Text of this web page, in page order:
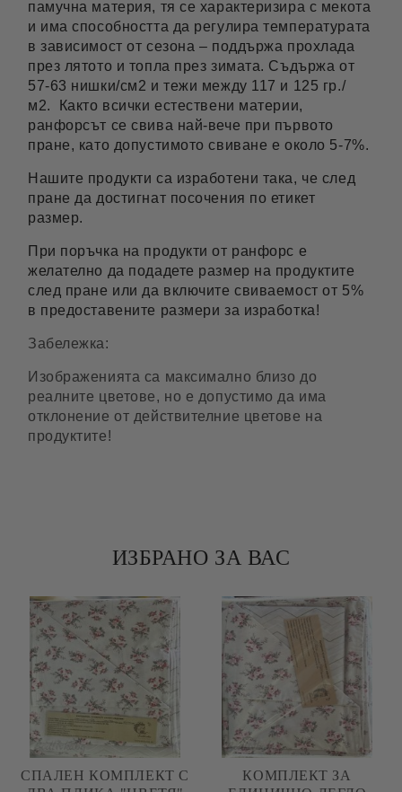
памучна материя, тя се характеризира с мекота
и има способността да регулира температурата
в зависимост от сезона – поддържа прохлада
през лятото и топла през зимата. Съдържа от
57-63 нишки/см2 и тежи между 117 и 125 гр./
м2. Както всички естествени материи,
ранфорсът се свива най-вече при първото
пране, като допустимото свиване е около 5-7%.
Нашите продукти са изработени така, че след
пране да достигнат посочения по етикет
размер.
При поръчка на продукти от ранфорс е
желателно да подадете размер на продуктите
след пране или да включите свиваемост от 5%
в предоставените размери за изработка!
Забележка:
Изображенията са максимално близо до
реалните цветове, но е допустимо да има
отклонение от действителние цветове на
продуктите!
ИЗБРАНО ЗА ВАС
СПАЛЕН КОМПЛЕКТ С
КОМПЛЕКТ ЗА